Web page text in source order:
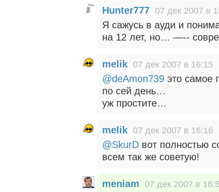
Hunter777 07 дек 2007 в
Я сажусь в ауди и
на 12 лет, но… —--
melik 07 дек 2007 в 16:15
@deAmon739 это самое
по сей день…
уж простите…
melik 07 дек 2007 в 16:16
@SkurD вот полностью
всем так же советую!
meniam 07 дек 2007 в